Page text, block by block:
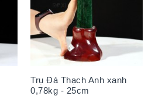
Trụ Đá Thạch Anh xanh
0,78kg - 25cm